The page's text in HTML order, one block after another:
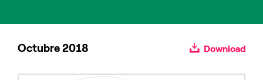
Octubre 2018 Download